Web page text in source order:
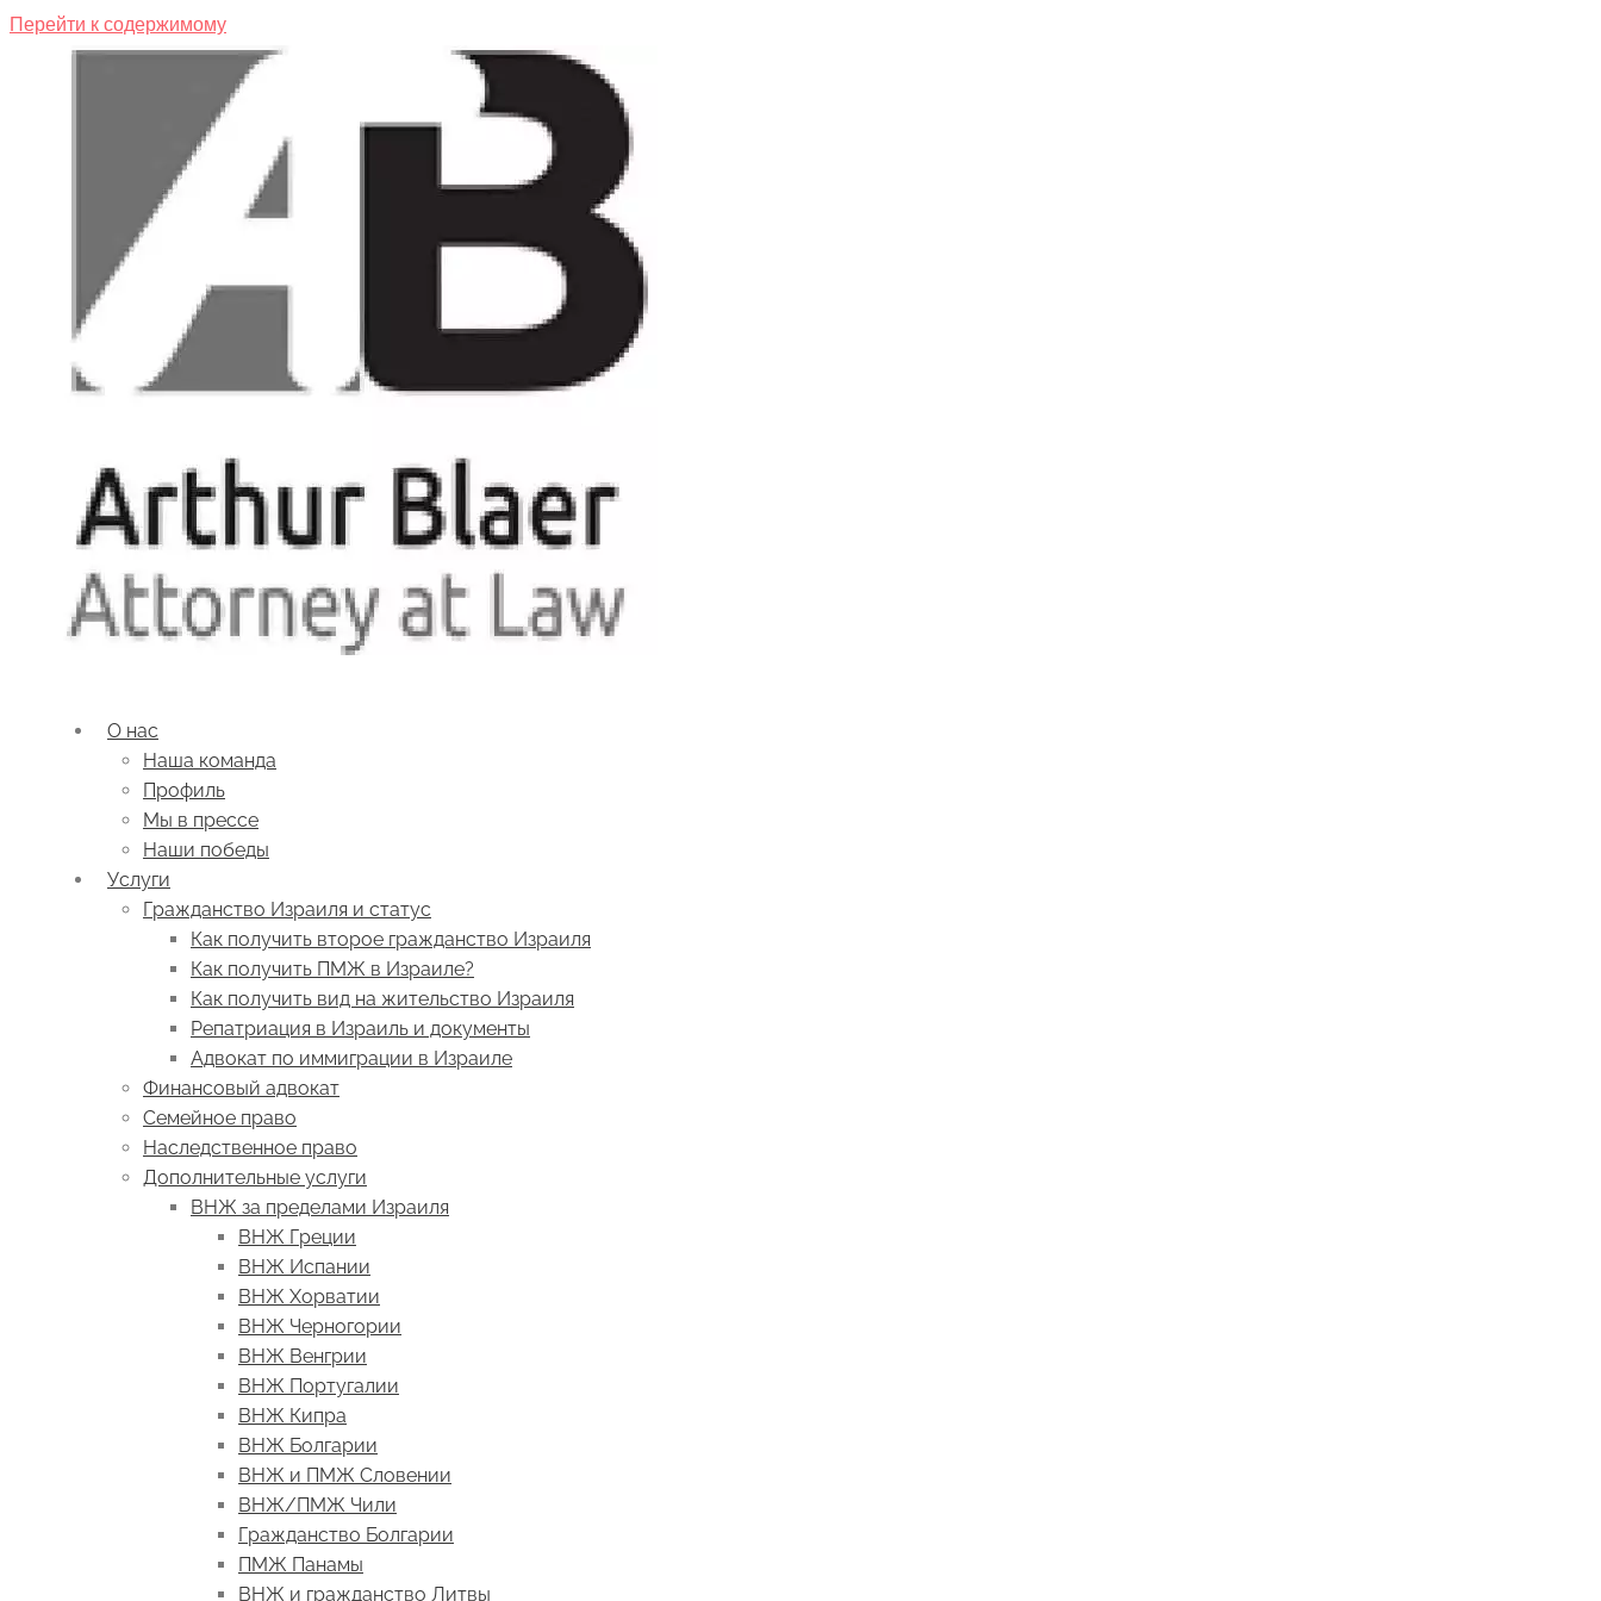
Перейти к содержимому
О нас
Наша команда
Профиль
Мы в прессе
Наши победы
Услуги
Гражданство Израиля и статус
Как получить второе гражданство Израиля
Как получить ПМЖ в Израиле?
Как получить вид на жительство Израиля
Репатриация в Израиль и документы
Адвокат по иммиграции в Израиле
Финансовый адвокат
Семейное право
Наследственное право
Дополнительные услуги
ВНЖ за пределами Израиля
ВНЖ Греции
ВНЖ Испании
ВНЖ Хорватии
ВНЖ Черногории
ВНЖ Венгрии
ВНЖ Португалии
ВНЖ Кипра
ВНЖ Болгарии
ВНЖ и ПМЖ Словении
ВНЖ/ПМЖ Чили
Гражданство Болгарии
ПМЖ Панамы
ВНЖ и гражданство Литвы